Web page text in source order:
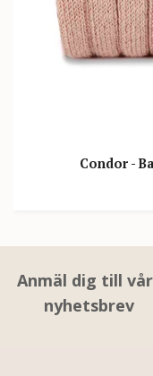
Condor -
Anmäl dig till
nyhetsbrev